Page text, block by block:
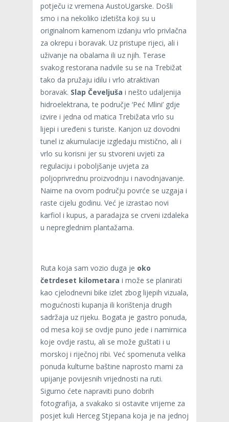
potječu iz vremena AustoUgarske. Došli
smo i na nekoliko izletišta koji su u
originalnom kamenom izdanju vrlo privlačna
za okrepu i boravak. Uz pristupe rijeci, ali i
uživanje na obalama ili uz njih. Terase
svakog restorana nadvile su se na Trebižat
tako da pružaju idilu i vrlo atraktivan
boravak. Slap Čeveljuša i nešto udaljenija
hidroelektrana, te područje ‘Peć Mlini’ gdje
izvire i jedna od matica Trebižata vrlo su
lijepi i uređeni s turiste. Kanjon uz dovodni
tunel iz akumulacije izgledaju mistično, ali i
vrlo su korisni jer su stvoreni uvjeti za
regulaciju i poboljšanje uvjeta za
poljoprivrednu proizvodnju i navodnjavanje.
Naime na ovom području povrće se uzgaja i
raste cijelu godinu. Već je izrastao novi
karfiol i kupus, a paradajza se crveni izdaleka
u nepreglednim plantažama.
Ruta koja sam vozio duga je oko
četrdeset kilometara i može se planirati
kao cjelodnevni bike izlet zbog lijepih vizuala,
mogućnosti kupanja ili korištenja drugih
sadržaja uz rijeku. Bogata je gastro ponuda,
od mesa koji se ovdje puno jede i namirnica
koje ovdje rastu, ali se može guštati i u
morskoj i riječnoj ribi. Već spomenuta velika
ponuda kulturne baštine naprosto mami za
upijanje povijesnih vrijednosti na ruti.
Sigurno ćete napraviti puno dobrih
fotografija, a svakako si ostavite vrijeme za
posjet kuli Herceg Stjepana koja je na jednoj